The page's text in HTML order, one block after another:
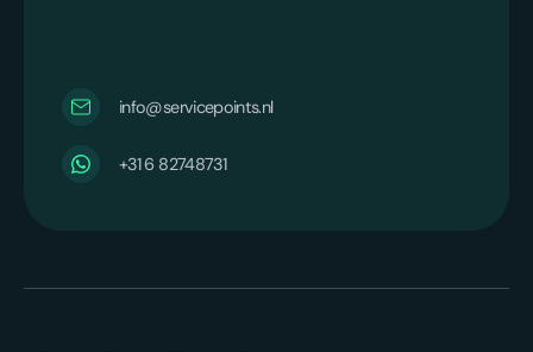
info@servicepoints.nl
+31 6 82748731